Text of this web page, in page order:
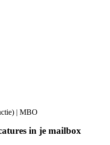
| MBO
in je mailbox